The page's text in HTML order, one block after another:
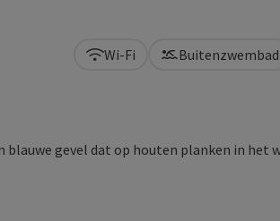
Wi-Fi Buitenzwembad